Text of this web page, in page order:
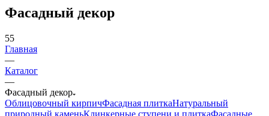
Фасадный декор
55
Главная
—
Каталог
—
Фасадный декор
Облицовочный кирпичФасадная плиткаНатуральный
природный каменьКлинкерные ступени и плиткаФасадные